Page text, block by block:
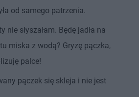
od samego patrzenia.
nie słyszałam. Będę jadła na
miska z wodą? Gryzę pączka,
palce!
pączek się skleja i nie jest